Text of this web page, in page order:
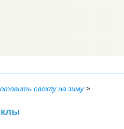
свеклу на зиму >